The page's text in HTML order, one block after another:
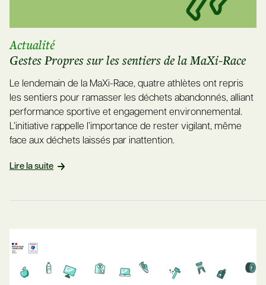
Actualité
Gestes Propres sur les sentiers de la MaXi-Race
Le lendemain de la MaXi-Race, quatre athlètes ont repris
les sentiers pour ramasser les déchets abandonnés, alliant
performance sportive et engagement environnemental.
L’initiative rappelle l’importance de rester vigilant, même
face aux déchets laissés par inattention.
Lire la suite